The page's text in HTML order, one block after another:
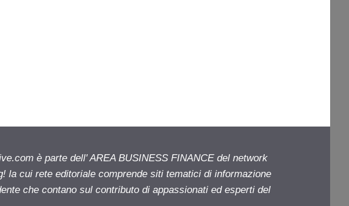
è parte dell' AREA BUSINESS FINANCE del network
la cui rete editoriale comprende siti tematici di informazione
che contano sul contributo di appassionati ed esperti del